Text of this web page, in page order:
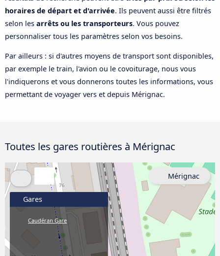
horaires de départ et d'arrivée. Ils peuvent aussi être filtrés
selon les arrêts ou les transporteurs. Vous pouvez
personnaliser tous les paramètres selon vos besoins.
Par ailleurs : si d'autres moyens de transport sont disponibles,
par exemple le train, l'avion ou le covoiturage, nous vous
l'indiquerons et vous donnerons toutes les informations, vous
permettant de voyager vers et depuis Mérignac.
Toutes les gares routières à Mérignac
Gares
Caudéran Gare
Mérignac